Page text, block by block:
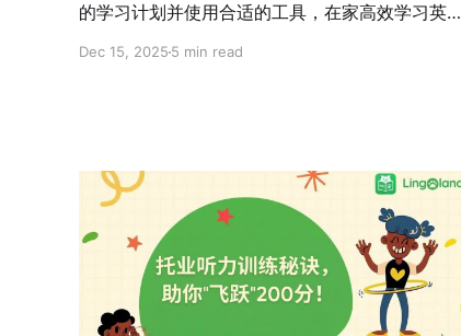
的学习计划并使用合适的工具，在家高效学习英语
学英语，全面提升英语技能。
Dec 15, 2025 5 min read